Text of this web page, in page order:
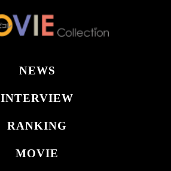
NEWS
INTERVIEW
RANKING
MOVIE